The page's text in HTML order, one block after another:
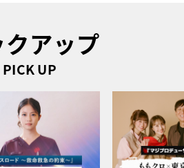
クアップ
PICK UP